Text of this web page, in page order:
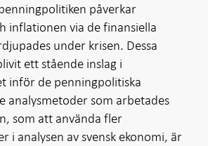
påverkar
inflationen via de finansiella
under krisen. Dessa
ett stående inslag i
inför de penningpolitiska
analysmetoder som arbetades
som att använda fler
i analysen av svensk ekonomi, är